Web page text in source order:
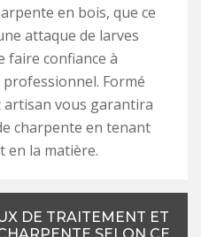
en bois, que ce
attaque de larves
faire confiance à
professionnel. Formé
vous garantira
charpente en tenant
en la matière.
DE TRAITEMENT ET
SELON CE